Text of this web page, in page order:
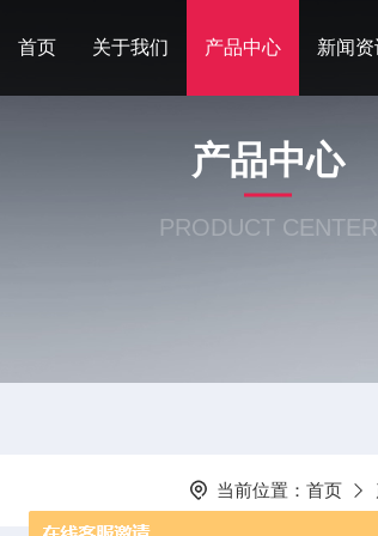
首页 关于我们 产品中心 新闻资
产品中心
PRODUCT CENTER
当前位置： 首页